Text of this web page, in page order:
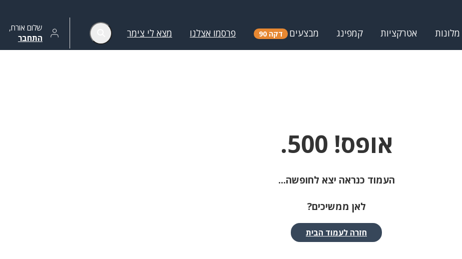
מלונות אטרקציות קמפינג מבצעים דקה 90 פרסמו אצלנו מצא לי צימר שלום אורח,
התחבר
אופס! 500.
העמוד כנראה יצא לחופשה...
לאן ממשיכים?
חזרה לעמוד הבית